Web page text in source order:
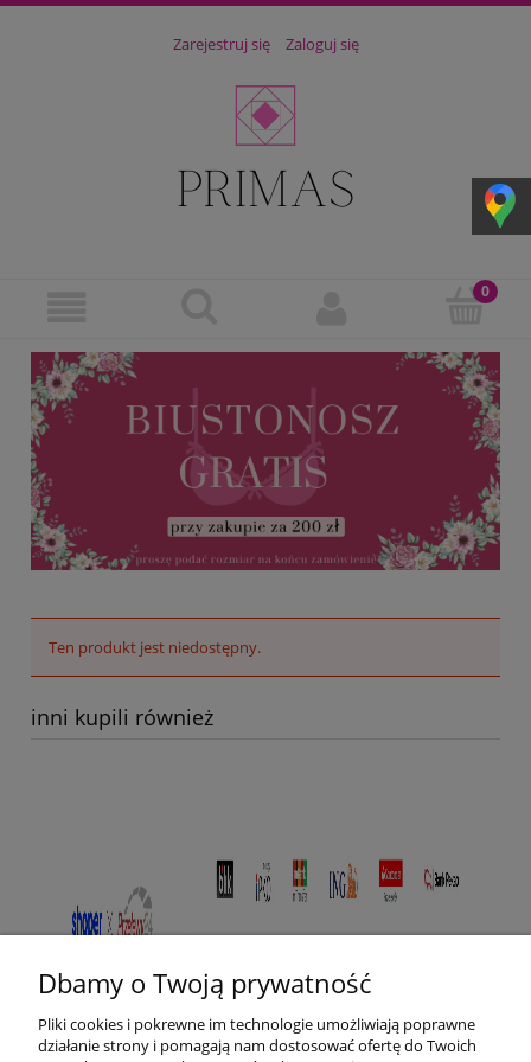
Zarejestruj się Zaloguj się
Ten produkt jest niedostępny.
inni kupili również
Dbamy o Twoją prywatność
Pliki cookies i pokrewne im technologie umożliwiają poprawne
działanie strony i pomagają nam dostosować ofertę do Twoich